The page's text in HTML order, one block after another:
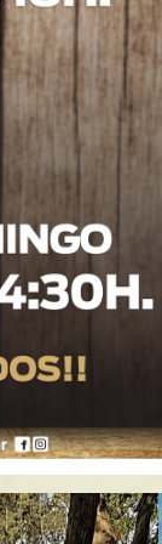
ao ar puro
você e sua
lagos
peixes,